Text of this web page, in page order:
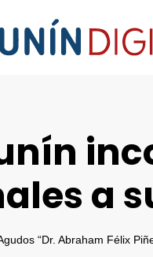
a
“Dr. Abraham Félix